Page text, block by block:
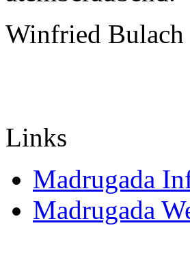
Winfried Bulach
Links
Madrugada
Madrugada